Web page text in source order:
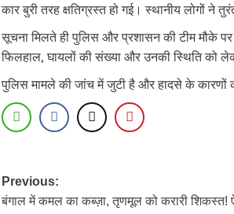
कार बुरी तरह क्षतिग्रस्त हो गई। स्थानीय लोगों ने
सूचना मिलते ही पुलिस और प्रशासन की टीम मौके
फिलहाल, घायलों की संख्या और उनकी स्थिति को
पुलिस मामले की जांच में जुटी है और हादसे के कारणों
Post
Previous:
बंगाल में कमल का कब्ज़ा, तृणमूल को करारी शिकस्त!